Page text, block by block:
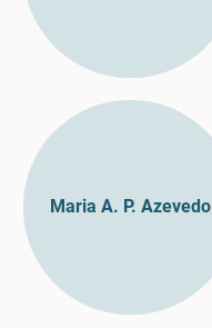
Maria A. P. Azevedo